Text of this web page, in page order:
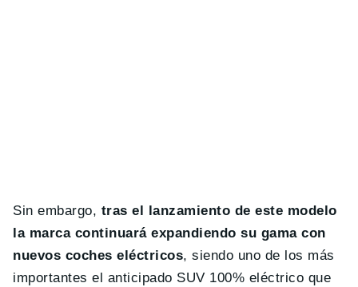
Sin embargo, tras el lanzamiento de este modelo
la marca continuará expandiendo su gama con
nuevos coches eléctricos, siendo uno de los más
importantes el anticipado SUV 100% eléctrico que